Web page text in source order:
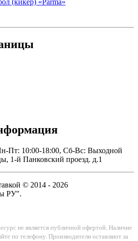
Пт: 10:00-18:00, Сб-Вс: Выходной
1-й Панковский проезд. д.1
© 2014 - 2026
РУ".
не является публичной офертой. Наличие
по телефону. Производители оставляют за